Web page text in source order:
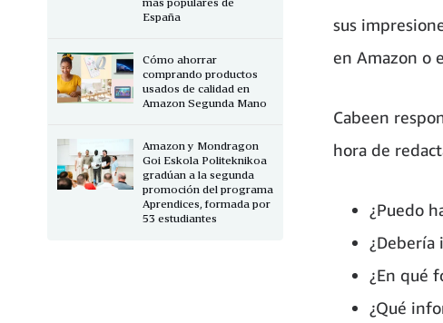
sus
en Amazon o
Cabeen
hora de
¿Puedo
¿Debería
¿En qué
¿Qué
España
Cómo ahorrar
comprando productos
usados de calidad en
Amazon Segunda Mano
Amazon y Mondragon
Goi Eskola Politeknikoa
gradúan a la segunda
promoción del programa
Aprendices, formada por
53 estudiantes